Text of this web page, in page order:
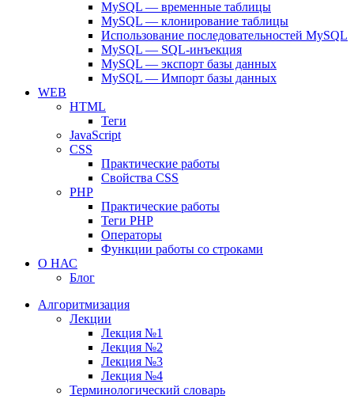
MySQL — временные таблицы
MySQL — клонирование таблицы
Использование последовательностей MySQL
MySQL — SQL-инъекция
MySQL — экспорт базы данных
MySQL — Импорт базы данных
WEB
HTML
Теги
JavaScript
CSS
Практические работы
Свойства CSS
PHP
Практические работы
Теги PHP
Операторы
Функции работы со строками
О НАС
Блог
Алгоритмизация
Лекции
Лекция №1
Лекция №2
Лекция №3
Лекция №4
Терминологический словарь